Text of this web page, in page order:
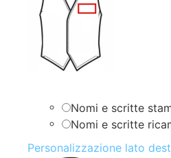
Nomi e scritte
Nomi e scritte
Personalizzazione lato